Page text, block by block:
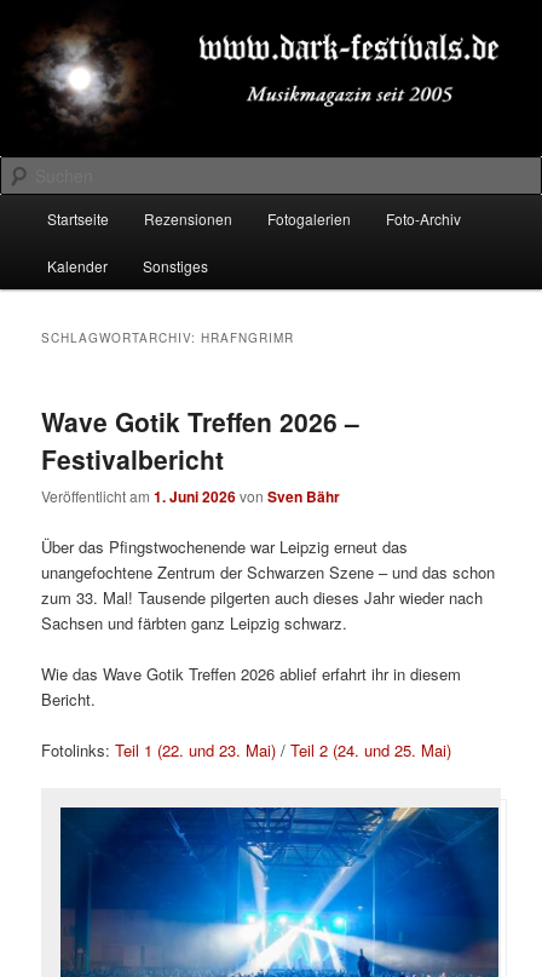
primären
Inhalt
springen
sekundären
Inhalt
springenDARK-FESTIVALS.DE
Suchen
Startseite Rezensionen Fotogalerien Foto-Archiv
Kalender Sonstiges
SCHLAGWORTARCHIV:HRAFNGRIMR
Wave Gotik Treffen 2026 –
Festivalbericht
Veröffentlicht am1. Juni 2026vonSven Bähr
Über das Pfingstwochenende war Leipzig erneut das
unangefochtene Zentrum der Schwarzen Szene – und das schon
zum 33. Mal! Tausende pilgerten auch dieses Jahr wieder nach
Sachsen und färbten ganz Leipzig schwarz.
Wie das Wave Gotik Treffen 2026 ablief erfahrt ihr in diesem
Bericht.
Fotolinks:Teil 1 (22. und 23. Mai) /Teil 2 (24. und 25. Mai)